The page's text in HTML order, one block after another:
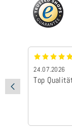
24.07.2026
Top